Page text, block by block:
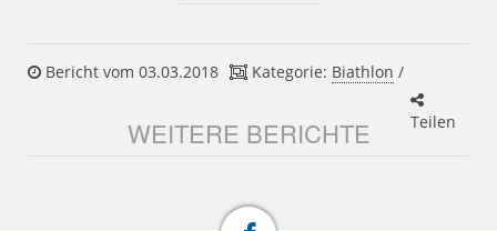
Bericht vom 03.03.2018 Kategorie: Biathlon /
Teilen
WEITERE BERICHTE